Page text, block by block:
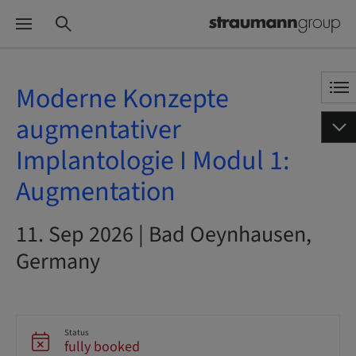
Moderne Konzepte
augmentativer
Implantologie I Modul 1:
Augmentation
11. Sep 2026 | Bad Oeynhausen,
Germany
Status
fully booked